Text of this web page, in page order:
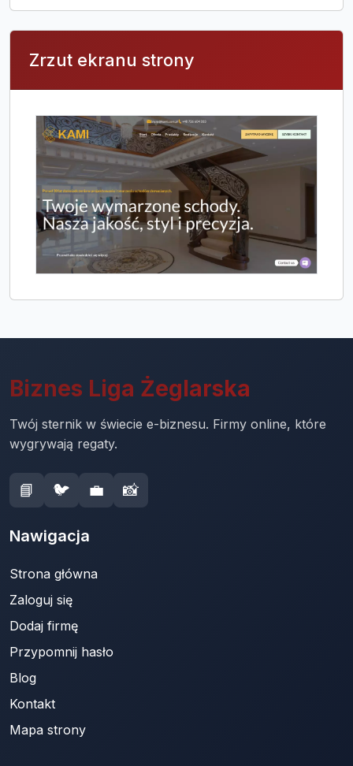
Zrzut ekranu strony
Biznes Liga Żeglarska
Twój sternik w świecie e-biznesu. Firmy online, które
wygrywają regaty.
📘 🐦 💼 📸
Nawigacja
Strona główna
Zaloguj się
Dodaj firmę
Przypomnij hasło
Blog
Kontakt
Mapa strony